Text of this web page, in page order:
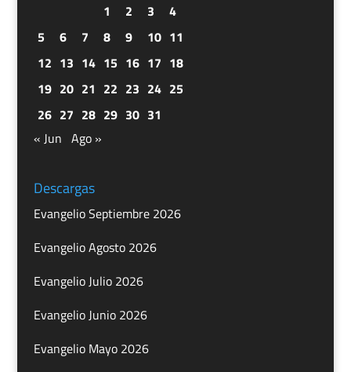
1
2 3
4
5
6 7 8 9 10 11
12 13 14 15 16 17 18
19 20 21 22 23 24 25
26 27 28 29 30 31
« Jun Ago »
Descargas
Evangelio Septiembre 2026
Evangelio Agosto 2026
Evangelio Julio 2026
Evangelio Junio 2026
Evangelio Mayo 2026